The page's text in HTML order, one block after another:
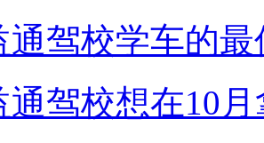
通驾校学车的最
通驾校想在10